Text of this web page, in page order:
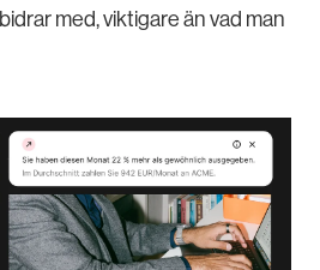
med, viktigare än vad man